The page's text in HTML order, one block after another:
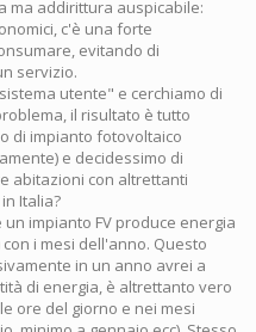
ma addirittura auspicabile:
c'è una forte
evitando di
servizio.
utente" e cerchiamo di
il risultato è tutto
di impianto fotovoltaico
e decidessimo di
abitazioni con altrettanti
Italia?
impianto FV produce energia
i mesi dell'anno. Questo
in un anno avrei a
di energia, è altrettanto vero
ore del giorno e nei mesi